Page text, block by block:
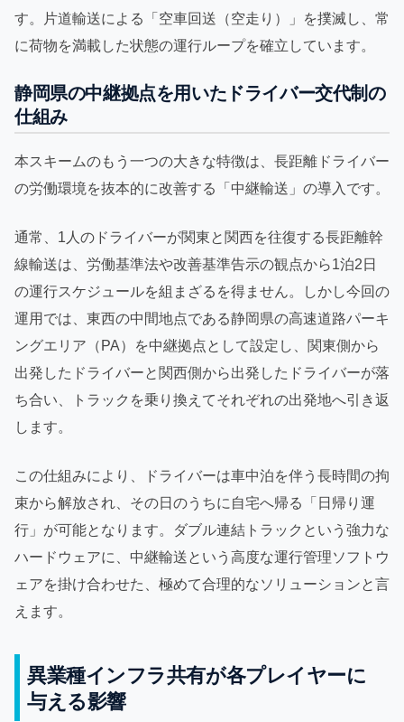
す。片道輸送による「空車回送（空走り）」を撲滅し、常
に荷物を満載した状態の運行ループを確立しています。
静岡県の中継拠点を用いたドライバー交代制の
仕組み
本スキームのもう一つの大きな特徴は、長距離ドライバー
の労働環境を抜本的に改善する「中継輸送」の導入です。
通常、1人のドライバーが関東と関西を往復する長距離幹
線輸送は、労働基準法や改善基準告示の観点から1泊2日
の運行スケジュールを組まざるを得ません。しかし今回の
運用では、東西の中間地点である静岡県の高速道路パーキ
ングエリア（PA）を中継拠点として設定し、関東側から
出発したドライバーと関西側から出発したドライバーが落
ち合い、トラックを乗り換えてそれぞれの出発地へ引き返
します。
この仕組みにより、ドライバーは車中泊を伴う長時間の拘
束から解放され、その日のうちに自宅へ帰る「日帰り運
行」が可能となります。ダブル連結トラックという強力な
ハードウェアに、中継輸送という高度な運行管理ソフトウ
ェアを掛け合わせた、極めて合理的なソリューションと言
えます。
異業種インフラ共有が各プレイヤーに
与える影響